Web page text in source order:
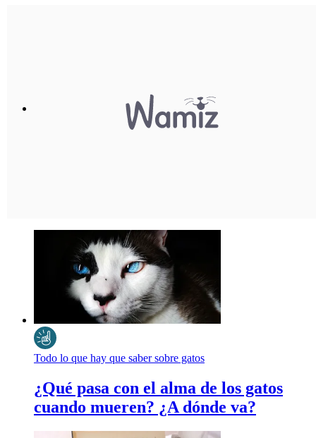
Todo lo que hay que saber sobre gatos
¿Qué pasa con el alma de los gatos
cuando mueren? ¿A dónde va?